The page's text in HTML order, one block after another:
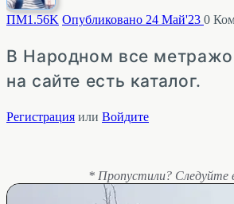
ПМ1.56K Опубликовано 24 Май'23 0
В Народном все
на сайте есть каталог.
Регистрация или Войдите
* Пропустили? Следуйте